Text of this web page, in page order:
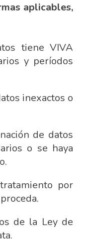
aplicables,
tiene VIVA
y períodos
inexactos o
de datos
o se haya
por
de la Ley de